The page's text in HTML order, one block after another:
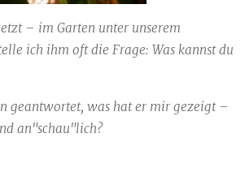
– im Garten unter unserem
ich ihm oft die Frage: Was kannst du
geantwortet, was hat er mir gezeigt –
an"schau"lich?